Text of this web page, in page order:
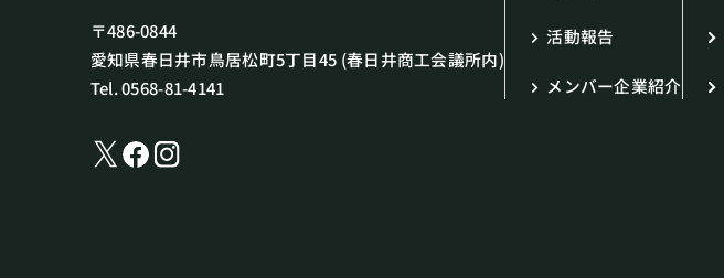
〒486-0844
愛知県春日井市鳥居松町5丁目45 (春日井商工会議所内)
Tel. 0568-81-4141
活動報告
メンバー企業紹介